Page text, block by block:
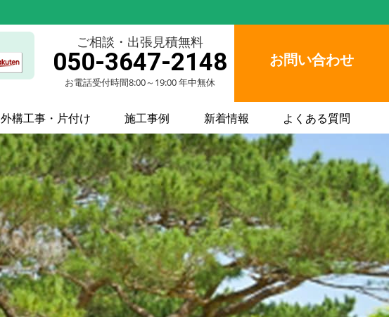
ご相談・出張見積無料
050-3647-2148
お電話受付時間8:00～19:00 年中無休
お問い合わせ
外構工事・片付け 施工事例 新着情報 よくある質問